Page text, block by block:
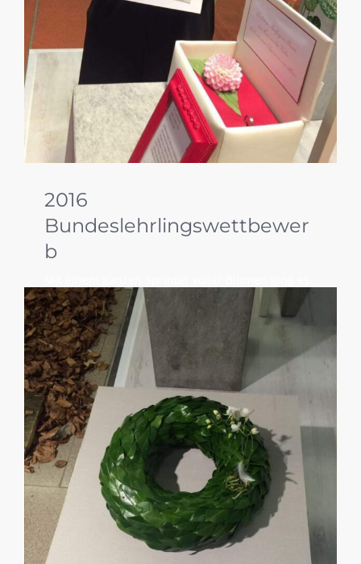
2016
Bundeslehrlingswettbewer
b
für uns um 6 Uhr morgens bei 30 Grad nach
Salzburg. Die Spannung stieg natürlich mit jedem
Kilometer, der uns